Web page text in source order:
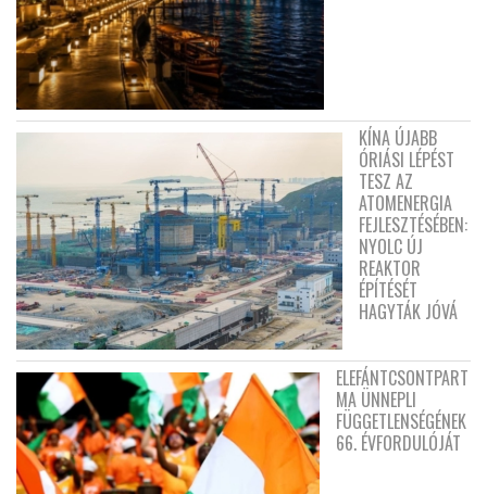
KÍNA ÚJABB
ÓRIÁSI LÉPÉST
TESZ AZ
ATOMENERGIA
FEJLESZTÉSÉBEN:
NYOLC ÚJ
REAKTOR
ÉPÍTÉSÉT
HAGYTÁK JÓVÁ
ELEFÁNTCSONTPART
MA ÜNNEPLI
FÜGGETLENSÉGÉNEK
66. ÉVFORDULÓJÁT